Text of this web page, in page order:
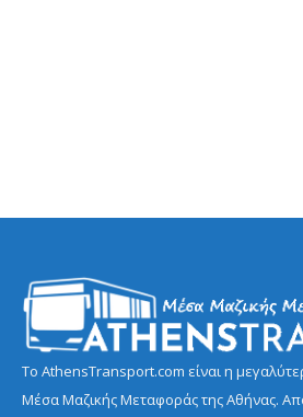
Το AthensTransport.com είναι η
Μέσα Μαζικής Μεταφοράς της Αθήνας.